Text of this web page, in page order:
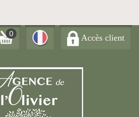
0 Accès client